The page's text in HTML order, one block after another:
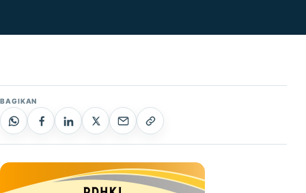
BAGIKAN